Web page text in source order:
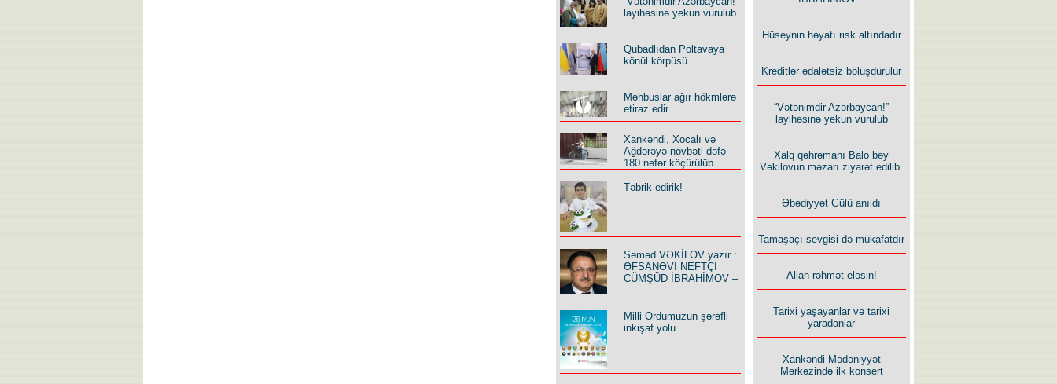
layihəsinə yekun vurulub
Qubadlıdan Poltavaya
könül körpüsü
Məhbuslar ağır hökmlərə
etiraz edir.
Xankəndi, Xocalı və
Ağdərəyə növbəti dəfə
180 nəfər köçürülüb
Təbrik edirik!
Səməd VƏKİLOV yazır :
ƏFSANƏVİ NEFTÇİ
CÜMŞÜD İBRAHİMOV –
Milli Ordumuzun şərəfli
inkişaf yolu
Hüseynin həyatı risk altındadır
Kreditlər ədalətsiz bölüşdürülür
“Vətənimdir Azərbaycan!”
layihəsinə yekun vurulub
Xalq qəhrəmanı Balo bəy
Vəkilovun məzarı ziyarət edilib.
Əbədiyyət Gülü anıldı
Tamaşaçı sevgisi də mükafatdır
Allah rəhmət eləsin!
Tarixi yaşayanlar və tarixi
yaradanlar
Xankəndi Mədəniyyət
Mərkəzində ilk konsert